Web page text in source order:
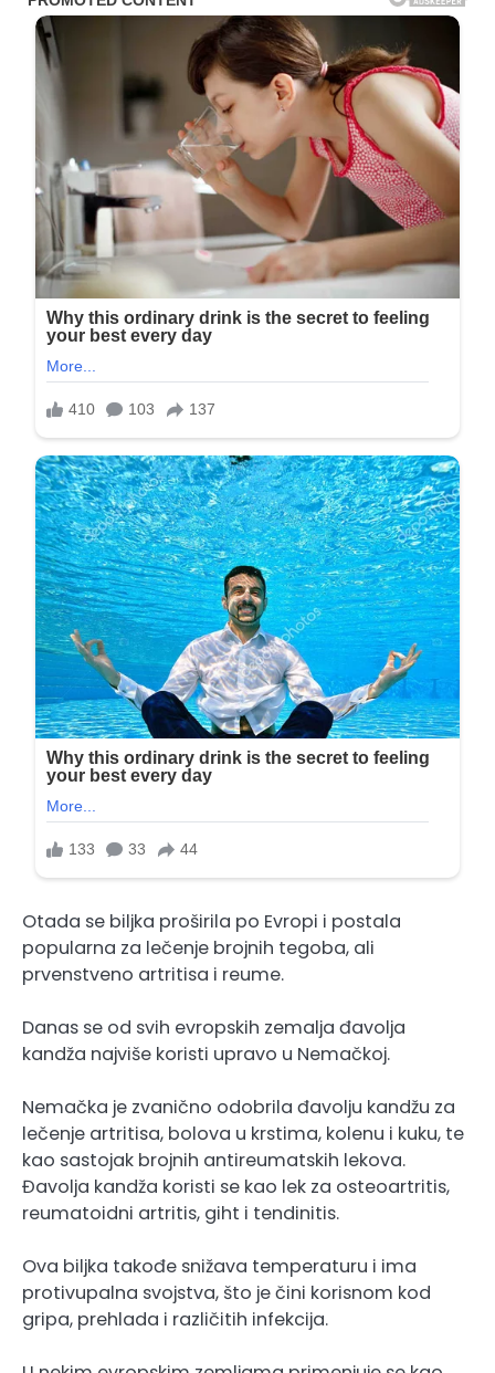
Otada se biljka proširila po Evropi i postala
popularna za lečenje brojnih tegoba, ali
prvenstveno artritisa i reume.
Danas se od svih evropskih zemalja đavolja
kandža najviše koristi upravo u Nemačkoj.
Nemačka je zvanično odobrila đavolju kandžu za
lečenje artritisa, bolova u krstima, kolenu i kuku, te
kao sastojak brojnih antireumatskih lekova.
Đavolja kandža koristi se kao lek za osteoartritis,
reumatoidni artritis, giht i tendinitis.
Ova biljka takođe snižava temperaturu i ima
protivupalna svojstva, što je čini korisnom kod
gripa, prehlada i različitih infekcija.